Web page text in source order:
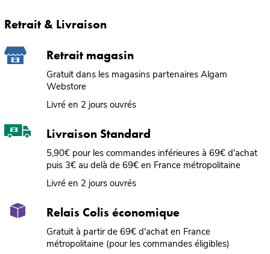
Retrait & Livraison
Retrait magasin
Gratuit dans les magasins partenaires Algam
Webstore
Livré en 2 jours ouvrés
Livraison Standard
5,90€ pour les commandes inférieures à 69€ d'achat
puis 3€ au delà de 69€ en France métropolitaine
Livré en 2 jours ouvrés
Relais Colis économique
Gratuit à partir de 69€ d'achat en France
métropolitaine (pour les commandes éligibles)